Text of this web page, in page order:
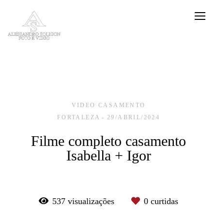
VIDEO CASAMENTO
FORTALEZA
29/ABRIL/2024
Filme completo casamento
Isabella + Igor
537 visualizações 0 curtidas